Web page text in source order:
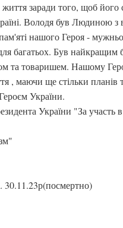
заради того, щоб його
Володя був Людиною
нашого Героя -
багатьох. Був найкращим
та товаришем. Нашому
, маючи ще стільки планів
України.
України "За участь
30.11.23р(посмертно)